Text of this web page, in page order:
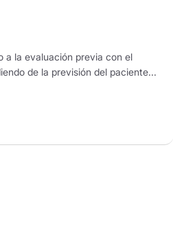
a la evaluación previa con el
de la previsión del paciente...